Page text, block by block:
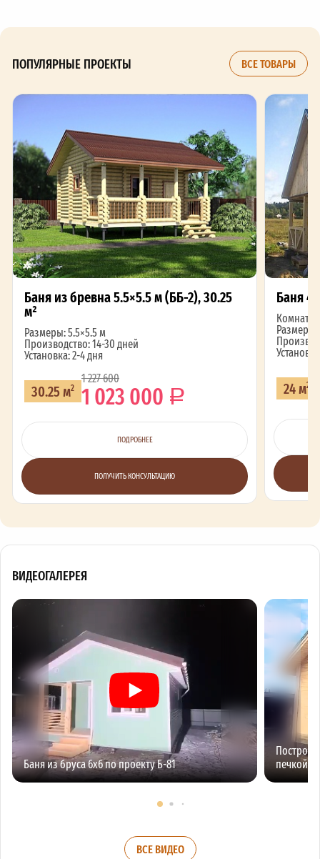
ПОПУЛЯРНЫЕ ПРОЕКТЫ ВСЕ ТОВАРЫ
Баня из бревна 5.5×5.5 м (ББ-2), 30.25
м²
Размеры: 5.5×5.5 м
Производство: 14-30 дней
Установка: 2-4 дня
30.25 м2
1 227 600
1 023 000
ПОДРОБНЕЕ
ПОЛУЧИТЬ КОНСУЛЬТАЦИЮ
Баня 4
Комнат: 2
24 м2
ВИДЕОГАЛЕРЕЯ
Баня из бруса 6х6 по проекту Б-81 печкой
ВСЕ ВИДЕО